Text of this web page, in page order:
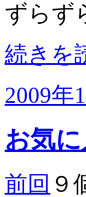
ずらず
続きを
2009年
お気
前回 ９